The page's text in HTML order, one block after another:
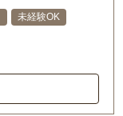
未経験OK